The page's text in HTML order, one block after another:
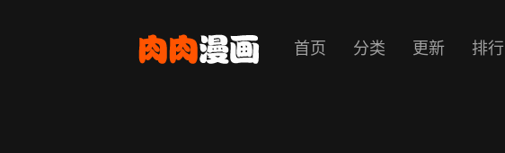
首页 分类 更新 排行